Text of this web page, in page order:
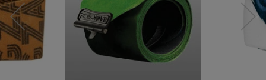
předchozí